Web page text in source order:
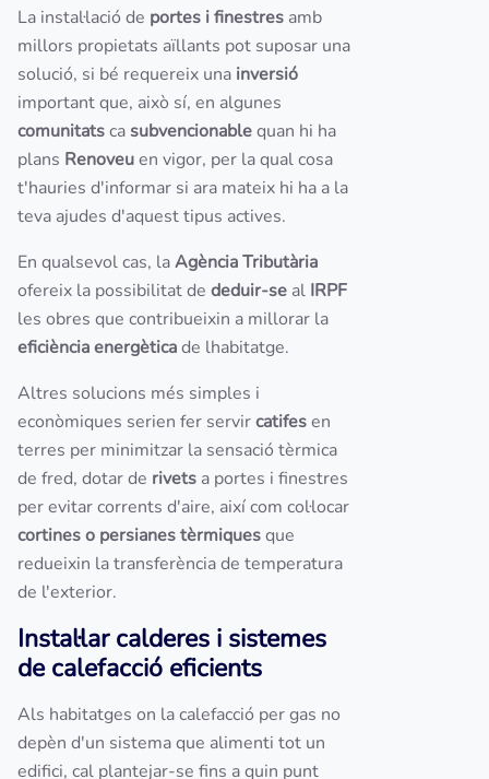
La instal·lació de portes i finestres amb
millors propietats aïllants pot suposar una
solució, si bé requereix una inversió
important que, això sí, en algunes
comunitatscasubvencionablequan hi ha
plans Renoveuen vigor, per la qual cosa
t'hauries d'informar si ara mateix hi ha a la
teva ajudes d'aquest tipus actives.
En qualsevol cas, laAgència Tributària
ofereix la possibilitat de deduir-se al IRPF
les obres que contribueixin a millorar la
eficiència energèticade lhabitatge.
Altres solucions més simples i
econòmiques serien fer servircatifesen
terres per minimitzar la sensació tèrmica
de fred, dotar de rivets a portes i finestres
per evitar corrents d'aire, així com col·locar
cortines o persianes tèrmiquesque
redueixin la transferència de temperatura
de l'exterior.
Instal·lar calderes i sistemes
de calefacció eficients
Als habitatges on la calefacció per gas no
depèn d'un sistema que alimenti tot un
edifici, cal plantejar-se fins a quin punt